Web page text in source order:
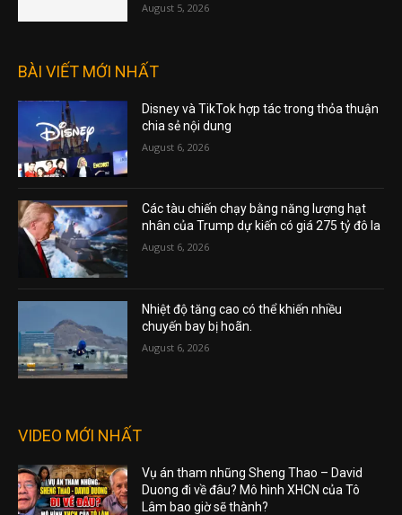
August 5, 2026
BÀI VIẾT MỚI NHẤT
Disney và TikTok hợp tác trong thỏa thuận
chia sẻ nội dung
August 6, 2026
Các tàu chiến chạy bằng năng lượng hạt
nhân của Trump dự kiến có giá 275 tỷ đô la
August 6, 2026
Nhiệt độ tăng cao có thể khiến nhiều
chuyến bay bị hoãn.
August 6, 2026
VIDEO MỚI NHẤT
Vụ án tham nhũng Sheng Thao – David
Duong đi về đâu? Mô hình XHCN của Tô
Lâm bao giờ sẽ thành?